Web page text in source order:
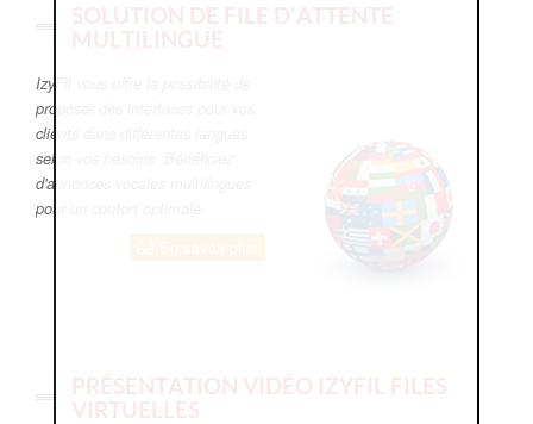
SOLUTION DE FILE D'ATTENTE
MULTILINGUE
IzyFil vous offre la possibilité de
proposer des interfaces pour vos
clients dans différentes langues
selon vos besoins. Bénéficiez
d'annonces vocales multilingues
pour un confort optimale.
PRÉSENTATION VIDÉO IZYFIL FILES
VIRTUELLES